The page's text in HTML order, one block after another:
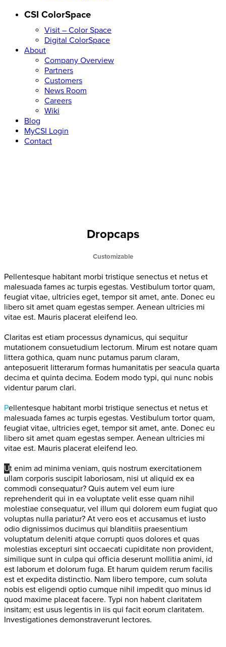
CSI ColorSpace
Visit – Color Space
Digital ColorSpace
About
Company Overview
Partners
Customers
News Room
Careers
Wiki
Blog
MyCSI Login
Contact
Duis autem vel eum iriure dolor in hendrerit
Dropcaps
Customizable
Pellentesque habitant morbi tristique senectus et netus et
malesuada fames ac turpis egestas. Vestibulum tortor quam,
feugiat vitae, ultricies eget, tempor sit amet, ante. Donec eu
libero sit amet quam egestas semper. Aenean ultricies mi
vitae est. Mauris placerat eleifend leo.
Claritas est etiam processus dynamicus, qui sequitur
mutationem consuetudium lectorum. Mirum est notare quam
littera gothica, quam nunc putamus parum claram,
anteposuerit litterarum formas humanitatis per seacula quarta
decima et quinta decima. Eodem modo typi, qui nunc nobis
videntur parum clari.
Pellentesque habitant morbi tristique senectus et netus et
malesuada fames ac turpis egestas. Vestibulum tortor quam,
feugiat vitae, ultricies eget, tempor sit amet, ante. Donec eu
libero sit amet quam egestas semper. Aenean ultricies mi
vitae est. Mauris placerat eleifend leo.
Ut enim ad minima veniam, quis nostrum exercitationem
ullam corporis suscipit laboriosam, nisi ut aliquid ex ea
commodi consequatur? Quis autem vel eum iure
reprehenderit qui in ea voluptate velit esse quam nihil
molestiae consequatur, vel illum qui dolorem eum fugiat quo
voluptas nulla pariatur? At vero eos et accusamus et iusto
odio dignissimos ducimus qui blanditiis praesentium
voluptatum deleniti atque corrupti quos dolores et quas
molestias excepturi sint occaecati cupiditate non provident,
similique sunt in culpa qui officia deserunt mollitia animi, id
est laborum et dolorum fuga. Et harum quidem rerum facilis
est et expedita distinctio. Nam libero tempore, cum soluta
nobis est eligendi optio cumque nihil impedit quo minus id
quod maxime placeat facere. Typi non habent claritatem
insitam; est usus legentis in iis qui facit eorum claritatem.
Investigationes demonstraverunt lectores.